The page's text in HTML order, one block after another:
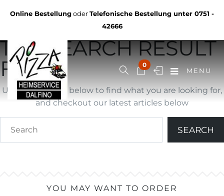
Online BestellungoderTelefonische Bestellung unter 0751 -
42666
0
MENU
YOU ARE BROWSING
THE SEARCH RESULT
FOR ""
Use search form below to find what you are looking for,
and checkout our latest articles below
YOU MAY WANT TO ORDER